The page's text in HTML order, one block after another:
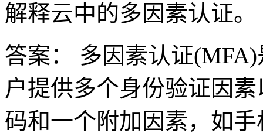
解释云中的多因素认证。
答案： 多因素认证
户提供多个身份验证因
码和一个附加因素，如